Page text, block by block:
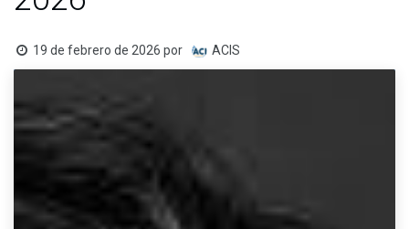
19 de febrero de 2026 por ACIS